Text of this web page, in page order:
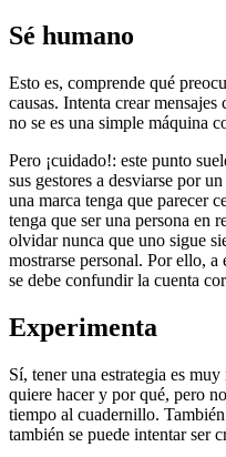
Sé humano
Esto es, comprende qué
causas. Intenta crear
no se es una simple máquina
Pero ¡cuidado!: este punto
sus gestores a desviarse por
una marca tenga que parecer
tenga que ser una persona en
olvidar nunca que uno sigue
mostrarse personal. Por ello,
se debe confundir la cuenta
Experimenta
Sí, tener una estrategia es
quiere hacer y por qué, pero
tiempo al cuadernillo.
también se puede intentar ser